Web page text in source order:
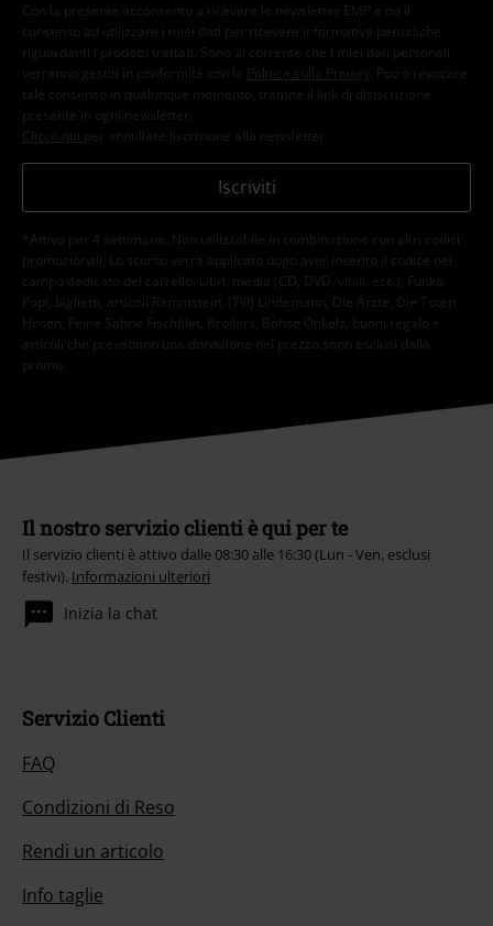
Con la presente acconsento a ricevere le newsletter EMP e do il
consenso ad utilizzare i miei dati per ricevere informative periodiche
riguardanti i prodotti trattati. Sono al corrente che i miei dati personali
verranno gestiti in conformità con la
Politica sulla Privacy
. Potrò revocare
tale consenso in qualunque momento, tramite il link di disiscrizione
presente in ogni newsletter.
Clicca qui per annullare liscrizione alla newsletter.
Iscriviti
*Attivo per 4 settimane. Non utilizzabile in combinazione con altri codici
promozionali. Lo sconto verrà applicato dopo aver inserito il codice nel
campo dedicato del carrello. Libri, media (CD, DVD, vinili, ecc.), Funko
Pop!, biglietti, articoli Rammstein, (Till) Lindemann, Die Ärzte, Die Toten
Hosen, Feine Sahne Fischfilet, Broilers, Böhse Onkelz, buoni regalo e
articoli che prevedono una donazione nel prezzo sono esclusi dalla
promo.
Il nostro servizio clienti è qui per te
Il servizio clienti è attivo dalle 08:30 alle 16:30 (Lun - Ven, esclusi
festivi). Informazioni ulteriori
Inizia la chat
Servizio Clienti
FAQ
Condizioni di Reso
Rendi un articolo
Info taglie